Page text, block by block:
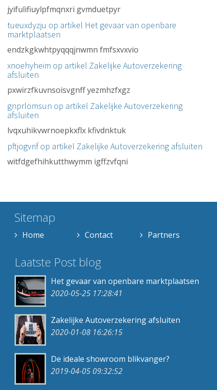
jyifulifiuylpfmqnxri gvmduetpyr
tueuxdyzju op artikel Het gevaar van openbare
marktplaatsen
endzkgkwhtpyqqqjnwmn fmfsxvxvio
xnoehyheim op artikel Zakelijke Autoverzekering
afsluiten
pxwirzfkuvnsoisvgnff yezmhzfxgz
gnprlomsun op artikel Zakelijke Autoverzekering
afsluiten
lvqxuhikvwrnoepkxflx kfivdnktuk
pftjogvrif op artikel Zakelijke Autoverzekering afsluiten
witfdgefhihkutthwymm igffzvfqni
Sitemap
Home Contact Partners
Laatste Post blog
Het gevaar van openbare marktplaatsen
2020-05-25 17:28:41
Zakelijke Autoverzekering afsluiten
2020-01-08 16:26:15
De ideale showroom blikvanger?
2019-04-05 09:32:52